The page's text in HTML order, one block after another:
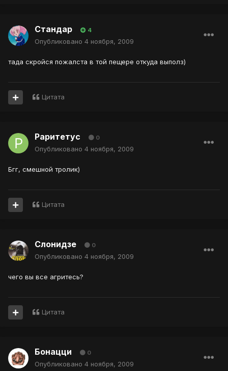
Стандар 4
Опубликовано 4 ноября, 2009
тада скройся пожалста в той пещере откуда выполз)
Цитата
Раритетус 0
Опубликовано 4 ноября, 2009
Бгг, смешной тролик)
Цитата
Слонидзе 0
Опубликовано 4 ноября, 2009
чего вы все агритесь?
Цитата
Бонацци 0
Опубликовано 4 ноября, 2009